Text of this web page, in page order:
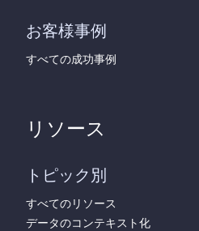
お客様事例
すべての成功事例
リソース
トピック別
すべてのリソース
データのコンテキスト化